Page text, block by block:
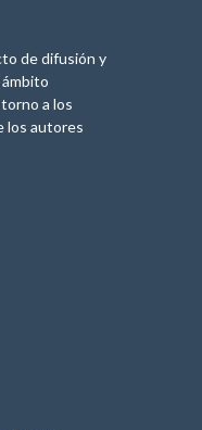
de difusión y
a los
los autores